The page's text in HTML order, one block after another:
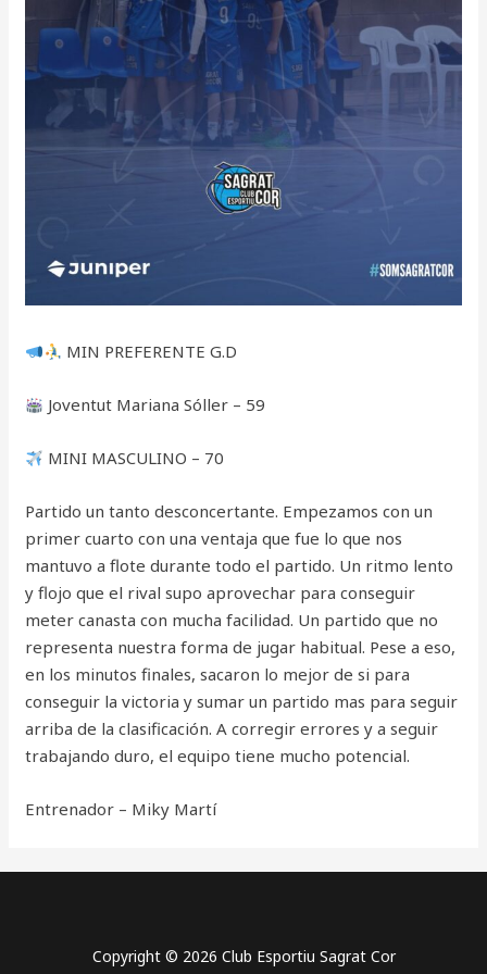
MIN PREFERENTE G.D
Joventut Mariana Sóller – 59
MINI MASCULINO – 70
Partido un tanto desconcertante. Empezamos con un
primer cuarto con una ventaja que fue lo que nos
mantuvo a flote durante todo el partido. Un ritmo lento
y flojo que el rival supo aprovechar para conseguir
meter canasta con mucha facilidad. Un partido que no
representa nuestra forma de jugar habitual. Pese a eso,
en los minutos finales, sacaron lo mejor de si para
conseguir la victoria y sumar un partido mas para seguir
arriba de la clasificación. A corregir errores y a seguir
trabajando duro, el equipo tiene mucho potencial.
Entrenador – Miky Martí
Copyright © 2026 Club Esportiu Sagrat Cor